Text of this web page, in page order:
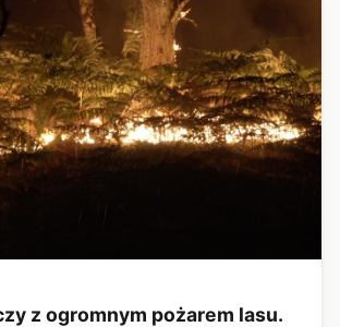
z ogromnym pożarem lasu.